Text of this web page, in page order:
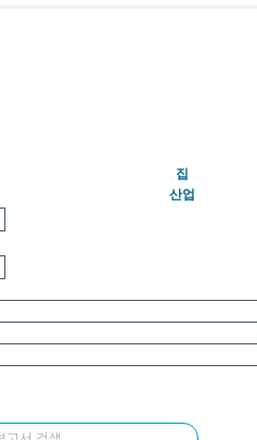
집(현재의)
산업